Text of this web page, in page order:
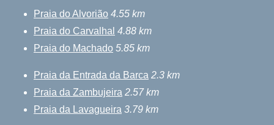
Praia do Alvorião 4.55 km
Praia do Carvalhal 4.88 km
Praia do Machado 5.85 km
Praia da Entrada da Barca 2.3 km
Praia da Zambujeira 2.57 km
Praia da Lavagueira 3.79 km